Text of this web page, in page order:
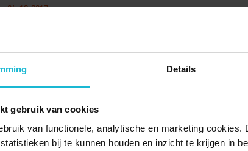
Details
gebruik van cookies
van functionele, analytische en marketing cookies.
bij te kunnen houden en inzicht te krijgen in
04-12-2017